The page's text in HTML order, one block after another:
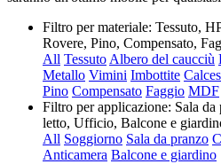
Filtro per materiale: Tessuto,
Rovere, Pino, Compensato,
All TessutoAlbero del caucciù
Metallo Vimini Imbottite
Pino Compensato Faggio MDF
Filtro per applicazione: Sala da
letto, Ufficio, Balcone e
All Soggiorno Sala da pranzo
Anticamera Balcone e giardino